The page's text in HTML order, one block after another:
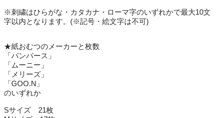
※刺繍はひらがな・カタカナ・ローマ字のいずれかで最大10文
字以内となります。(※記号・絵文字は不可)
★紙おむつのメーカーと枚数
「パンパース」
「ムーニー」
「メリーズ」
「GOO.N」
のいずれか
Sサイズ 21枚